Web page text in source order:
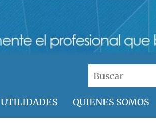
UTILIDADES QUIENES SOMOS